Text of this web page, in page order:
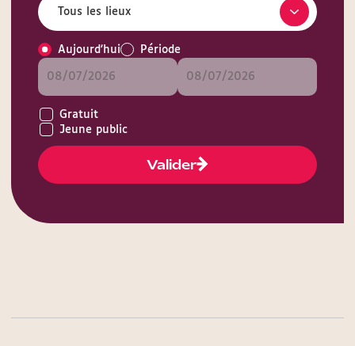
Aujourd'hui Période
Gratuit
Jeune public
Valider